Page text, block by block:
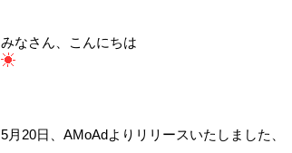
みなさん、こんにちは
5月 20日、 AMoAdよりリリースいたしました、